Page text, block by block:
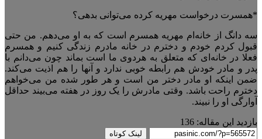
*همسرت درخواست مهریه کرده می‌توانی بدهی؟
سه دانگ از خانه‌ام مهریه همسرم است که به او می‌دهم. من حتی
قبول کردم خودم و دخترم در خانه مادرم زندگی کنیم و همسرم
فعلا در خانه‌ای که متعلق به هردوی ما است بماند چون می‌دانم با
پدر و مادر خودش هم رابطه خوبی ندارد و آنها را هم اذیت می‌کند.
ضمن اینکه او مادر دختر من است و هر طور شده من می‌خواهم
دخترم راحت باشد. وقتی مادرش را یک روز در هفته می‌بیند حداقل
آوارگی او را نبیند.
بازدید این مقاله: 136
لینک کوتاه